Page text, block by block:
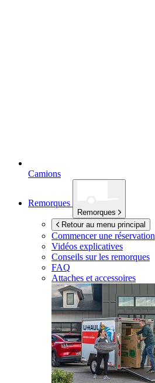
Camions
Remorques
Remorques
Retour au menu principal
Commencer une réservation
Vidéos explicatives
Conseils sur les remorques
FAQ
Attaches et accessoires